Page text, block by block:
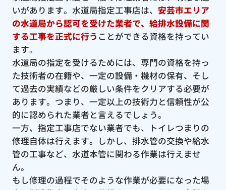
いがあります。水道局指定工事店は、 安芸市エリア
の水道局から認可を受けた業者で、給排水設備に関
する工事を正式に行う ことができる資格を持ってい
ます。
水道局の指定を受けるためには、専門の資格を持っ
た技術者の在籍や、一定の設備・機材の保有、そし
て過去の実績などの厳しい条件をクリアする必要が
あります。つまり、一定以上の技術力と信頼性が公
的に認められた業者と言えるでしょう。
一方、指定工事店でない業者でも、トイレつまりの
修理自体は行えます。しかし、排水管の交換や給水
管の工事など、水道本管に関わる作業は行えませ
ん。
もし修理の過程でそのような作業が必要になった場